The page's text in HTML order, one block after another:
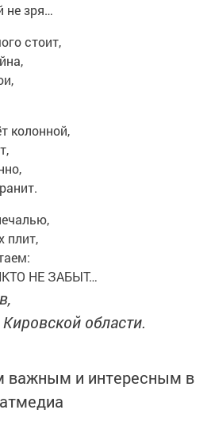
не зря…
стоит,
колонной,
плит,
НЕ ЗАБЫТ…
области.
важным и интересным в